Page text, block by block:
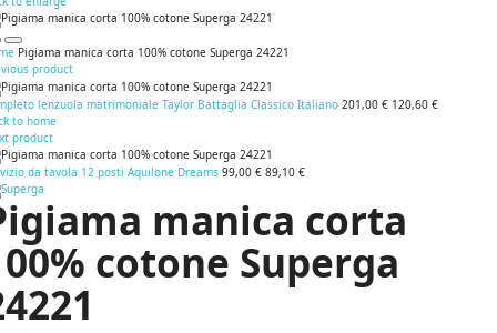
Pigiama manica corta 100% cotone Superga 24221
product
lenzuola matrimoniale Taylor Battaglia Classico Italiano 201,00 € 120,60 €
to home
product
da tavola 12 posti Aquilone Dreams 99,00 € 89,10 €
manica corta
cotone Superga